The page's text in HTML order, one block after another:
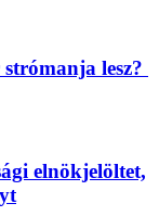
lesz?
elnökjelöltet,